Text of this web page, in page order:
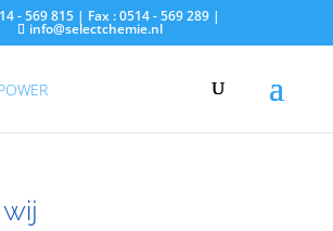
- 569 815 | Fax : 0514 - 569 289 |
info@selectchemie.nl